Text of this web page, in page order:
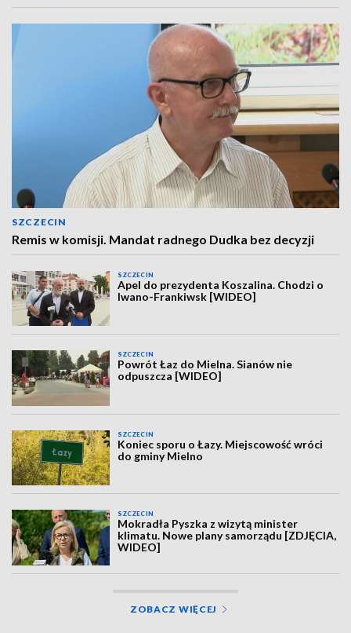
SZCZECIN
Remis w komisji. Mandat radnego Dudka bez decyzji
SZCZECIN
Apel do prezydenta Koszalina. Chodzi o
Iwano-Frankiwsk [WIDEO]
SZCZECIN
Powrót Łaz do Mielna. Sianów nie
odpuszcza [WIDEO]
SZCZECIN
Koniec sporu o Łazy. Miejscowość wróci
do gminy Mielno
SZCZECIN
Mokradła Pyszka z wizytą minister
klimatu. Nowe plany samorządu [ZDJĘCIA,
WIDEO]
ZOBACZ WIĘCEJ